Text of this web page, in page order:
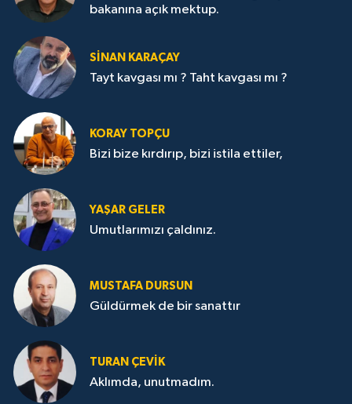
bakanına açık mektup.
SİNAN KARAÇAY
Tayt kavgası mı ? Taht kavgası mı ?
KORAY TOPÇU
Bizi bize kırdırıp, bizi istila ettiler,
YAŞAR GELER
Umutlarımızı çaldınız.
MUSTAFA DURSUN
Güldürmek de bir sanattır
TURAN ÇEVİK
Aklımda, unutmadım.